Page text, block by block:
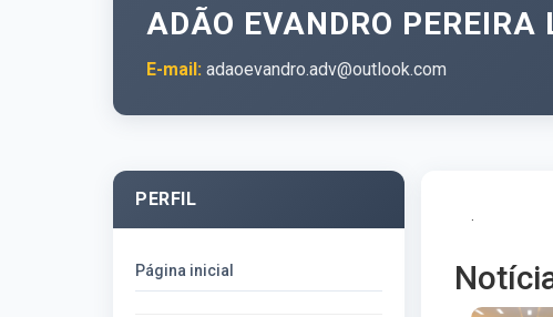
ADÃO EVANDRO PEREIRA
E-mail: adaoevandro.adv@outlook.com
PERFIL
Página inicial